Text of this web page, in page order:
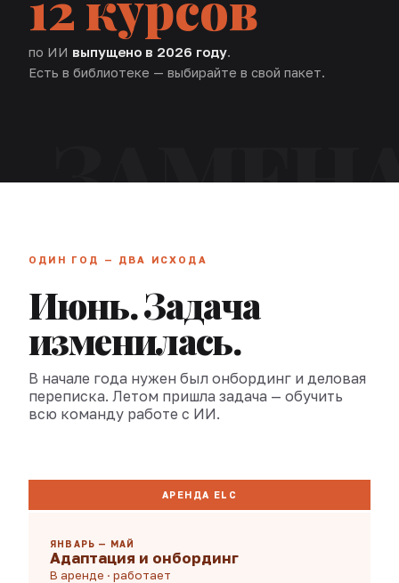
по ИИ выпущено в 2026 году.
Есть в библиотеке — выбирайте в свой пакет.
ОДИН ГОД — ДВА ИСХОДА
Июнь. Задача
изменилась.
В начале года нужен был онбординг и деловая
переписка. Летом пришла задача — обучить
всю команду работе с ИИ.
АРЕНДА ELC
ЯНВАРЬ — МАЙ
Адаптация и онбординг
В аренде · работает